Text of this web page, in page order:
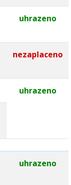
uhrazeno
nezaplaceno
uhrazeno
uhrazeno